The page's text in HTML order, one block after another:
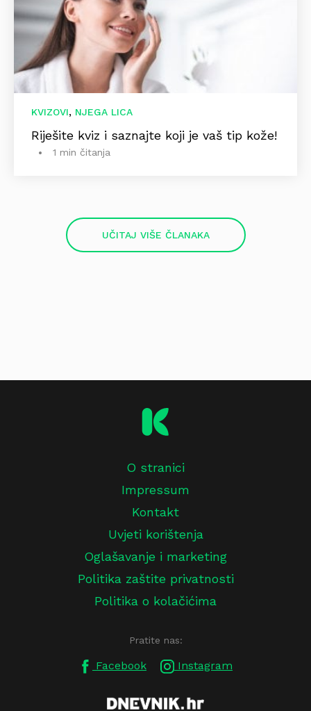
KVIZOVI, NJEGA LICA
Riješite kviz i saznajte koji je vaš tip kože!
1 min čitanja
UČITAJ VIŠE ČLANAKA
O stranici
Impressum
Kontakt
Uvjeti korištenja
Oglašavanje i marketing
Politika zaštite privatnosti
Politika o kolačićima
Pratite nas:
Facebook Instagram